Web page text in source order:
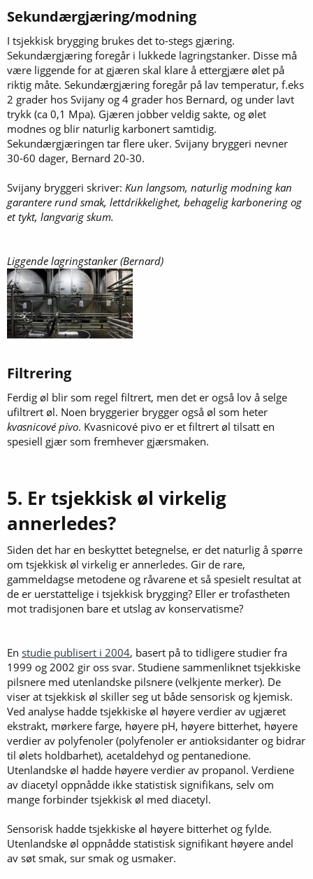
Sekundærgjæring/modning​
I tsjekkisk brygging brukes det to-stegs gjæring.
Sekundærgjæring foregår i lukkede lagringstanker. Disse må
være liggende for at gjæren skal klare å ettergjære ølet på
riktig måte. Sekundærgjæring foregår på lav temperatur, f.eks
2 grader hos Svijany og 4 grader hos Bernard, og under lavt
trykk (ca 0,1 Mpa). Gjæren jobber veldig sakte, og ølet
modnes og blir naturlig karbonert samtidig.
Sekundærgjæringen tar flere uker. Svijany bryggeri nevner
30-60 dager, Bernard 20-30.
Svijany bryggeri skriver: Kun langsom, naturlig modning kan
garantere rund smak, lettdrikkelighet, behagelig karbonering og
et tykt, langvarig skum.
Liggende lagringstanker (Bernard)
Filtrering​
Ferdig øl blir som regel filtrert, men det er også lov å selge
ufiltrert øl. Noen bryggerier brygger også øl som heter
kvasnicové pivo. Kvasnicové pivo er et filtrert øl tilsatt en
spesiell gjær som fremhever gjærsmaken.
5. Er tsjekkisk øl virkelig
annerledes?
Siden det har en beskyttet betegnelse, er det naturlig å spørre
om tsjekkisk øl virkelig er annerledes. Gir de rare,
gammeldagse metodene og råvarene et så spesielt resultat at
de er uerstattelige i tsjekkisk brygging? Eller er trofastheten
mot tradisjonen bare et utslag av konservatisme?
En studie publisert i 2004, basert på to tidligere studier fra
1999 og 2002 gir oss svar. Studiene sammenliknet tsjekkiske
pilsnere med utenlandske pilsnere (velkjente merker). De
viser at tsjekkisk øl skiller seg ut både sensorisk og kjemisk.
Ved analyse hadde tsjekkiske øl høyere verdier av ugjæret
ekstrakt, mørkere farge, høyere pH, høyere bitterhet, høyere
verdier av polyfenoler (polyfenoler er antioksidanter og bidrar
til ølets holdbarhet), acetaldehyd og pentanedione.
Utenlandske øl hadde høyere verdier av propanol. Verdiene
av diacetyl oppnådde ikke statistisk signifikans, selv om
mange forbinder tsjekkisk øl med diacetyl.
Sensorisk hadde tsjekkiske øl høyere bitterhet og fylde.
Utenlandske øl oppnådde statistisk signifikant høyere andel
av søt smak, sur smak og usmaker.